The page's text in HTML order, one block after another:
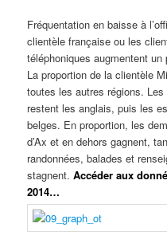
Fréquentation en baisse à
clientèle française ou les
téléphoniques augmentent un
La proportion de la clientèle
toutes les autres régions.
restent les anglais, puis les
belges. En proportion, les
d’Ax et en dehors gagnent,
randonnées, balades et
stagnent.Accéder aux
2014…